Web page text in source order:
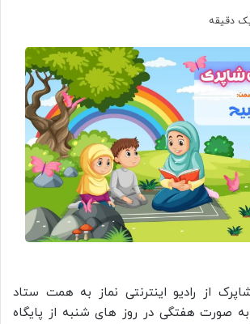
دقیقه
از رادیو اینترنتی نماز به همت ستاد
به صورت هفتگی در روز های شنبه از پایگاه